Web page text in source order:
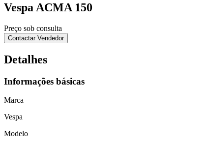
Vespa ACMA 150
Preço sob consulta
Contactar Vendedor
Detalhes
Informações básicas
Marca
Vespa
Modelo